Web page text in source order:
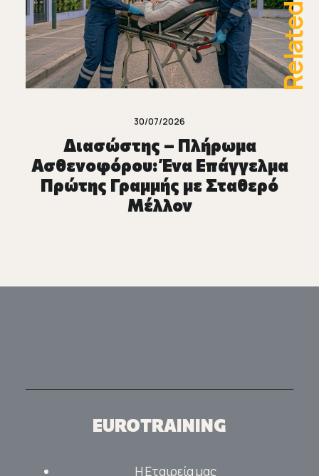
30/07/2026
Διασώστης – Πλήρωμα
Ασθενοφόρου: Ένα Επάγγελμα
Πρώτης Γραμμής με Σταθερό
Μέλλον
Related
EUROTRAINING
Η Εταιρεία μας